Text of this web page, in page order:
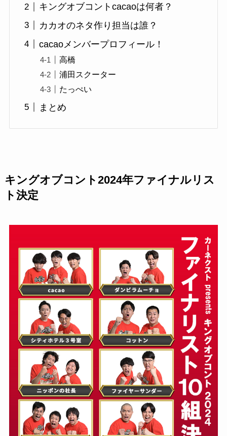
キングオブコントcacaoは何者？
カカオのネタ作り担当は誰？
cacaoメンバープロフィール！
高橋
浦田スクーター
たっぺい
まとめ
キングオブコント2024年ファイナルリス
ト決定